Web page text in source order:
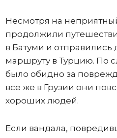
Несмотря на
продолжили
в Батуми и
маршруту в Турцию. По
было обидно за
все же в Грузии они
хороших людей.
Если вандала,